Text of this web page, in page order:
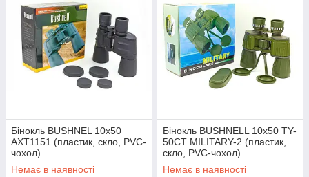
Бінокль BUSHNEL 10x50
AXT1151 (пластик, скло, PVC-
чохол)
Немає в наявності
Бінокль BUSHNELL 10х50 TY-
50CT MILITARY-2 (пластик,
скло, PVC-чохол)
Немає в наявності